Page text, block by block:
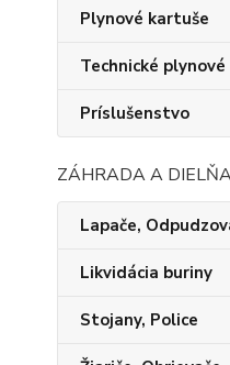
Plynové kartuše
Technické
Príslušenstvo
ZÁHRADA A
Lapače,
Likvidácia buriny
Stojany, Police